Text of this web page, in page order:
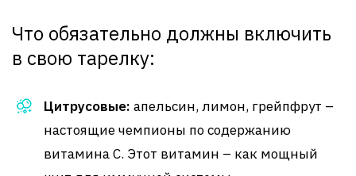
Что обязательно должны включить
в свою тарелку:
Цитрусовые: апельсин, лимон, грейпфрут –
настоящие чемпионы по содержанию
витамина C. Этот витамин – как мощный